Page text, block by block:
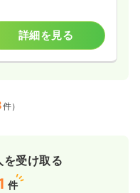
詳細を見る
件）
を受け取る
件